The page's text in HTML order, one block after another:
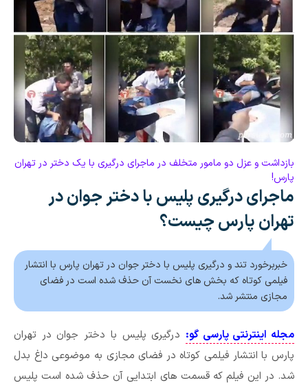
بازداشت و عزل دو مامور متخلف در ماجرای درگیری با یک دختر در تهران
پارس!
ماجرای درگیری پلیس با دختر جوان در
تهران پارس چیست؟
خبربرخورد تند و درگیری پلیس با دختر جوان در تهران پارس با انتشار
فیلمی کوتاه که بخش های نخست آن حذف شده است در فضای
مجازی منتشر شد.
مجله اینترنتی پارسی گو: درگیری پلیس با دختر جوان در تهران
پارس با انتشار فیلمی کوتاه در فضای مجازی به موضوعی داغ بدل
شد. در این فیلم که قسمت های ابتدایی آن حذف شده است پلیس